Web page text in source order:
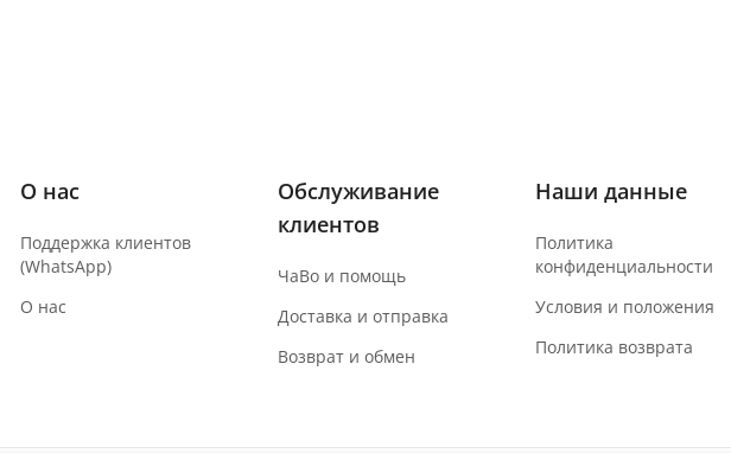
О нас
Поддержка клиентов
(WhatsApp)
О нас
Обслуживание
клиентов
ЧаВо и помощь
Доставка и отправка
Возврат и обмен
Наши данные
Политика
конфиденциальности
Условия и положения
Политика возврата